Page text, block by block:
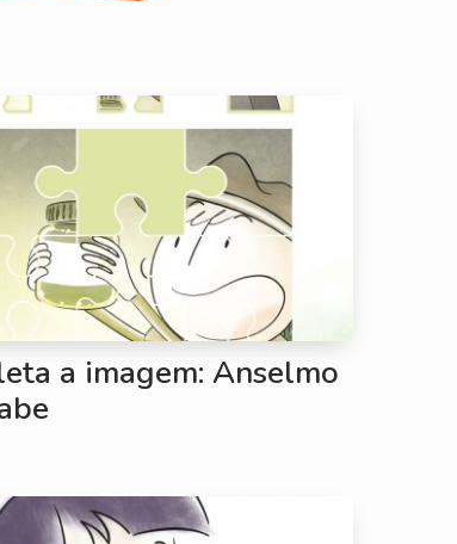
a imagem: Anselmo